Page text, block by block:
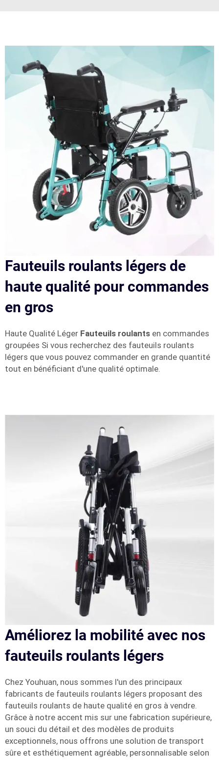
Fauteuils roulants légers de
haute qualité pour commandes
en gros
Haute Qualité Léger Fauteuils roulants en commandes
groupées Si vous recherchez des fauteuils roulants
légers que vous pouvez commander en grande quantité
tout en bénéficiant d'une qualité optimale.
Améliorez la mobilité avec nos
fauteuils roulants légers
Chez Youhuan, nous sommes l'un des principaux
fabricants de fauteuils roulants légers proposant des
fauteuils roulants de haute qualité en gros à vendre.
Grâce à notre accent mis sur une fabrication supérieure,
un souci du détail et des modèles de produits
exceptionnels, nous offrons une solution de transport
sûre et esthétiquement agréable, personnalisable selon